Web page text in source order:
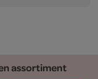
assortiment